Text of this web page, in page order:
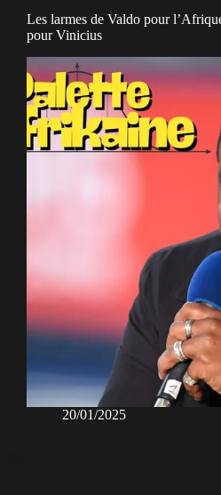
Les larmes de Valdo pour
pour Vinicius
20/01/2025